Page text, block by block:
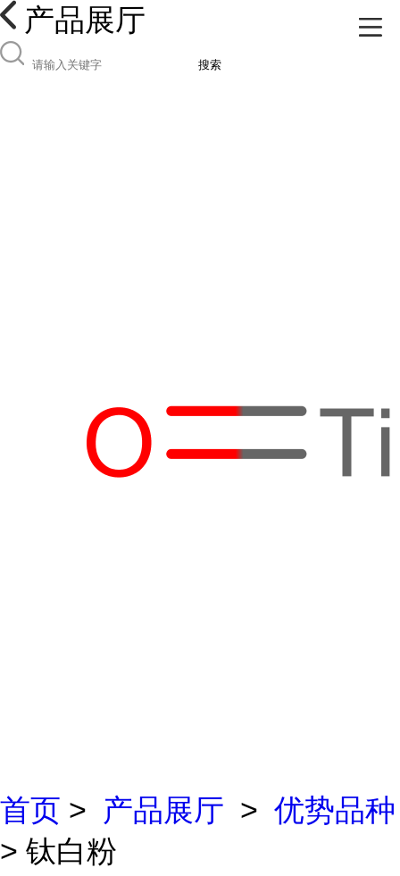
产品展厅
搜索
首页 > 产品展厅 > 优势品种
> 钛白粉